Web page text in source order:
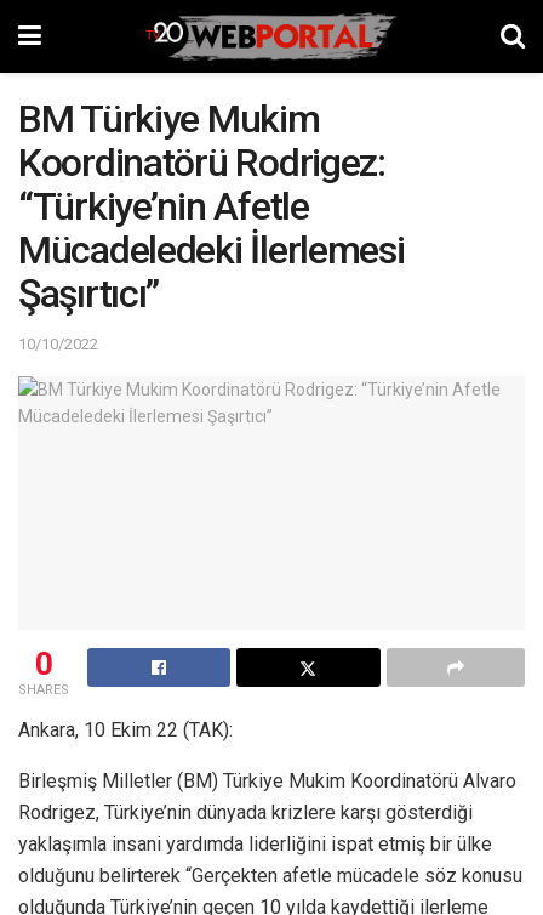
BM Türkiye Mukim
Koordinatörü Rodrigez:
“Türkiye’nin Afetle
Mücadeledeki İlerlemesi
Şaşırtıcı”
10/10/2022
0
SHARES
Ankara, 10 Ekim 22 (TAK):
Birleşmiş Milletler (BM) Türkiye Mukim Koordinatörü Alvaro
Rodrigez, Türkiye’nin dünyada krizlere karşı gösterdiği
yaklaşımla insani yardımda liderliğini ispat etmiş bir ülke
olduğunu belirterek “Gerçekten afetle mücadele söz konusu
olduğunda Türkiye’nin geçen 10 yılda kaydettiği ilerleme